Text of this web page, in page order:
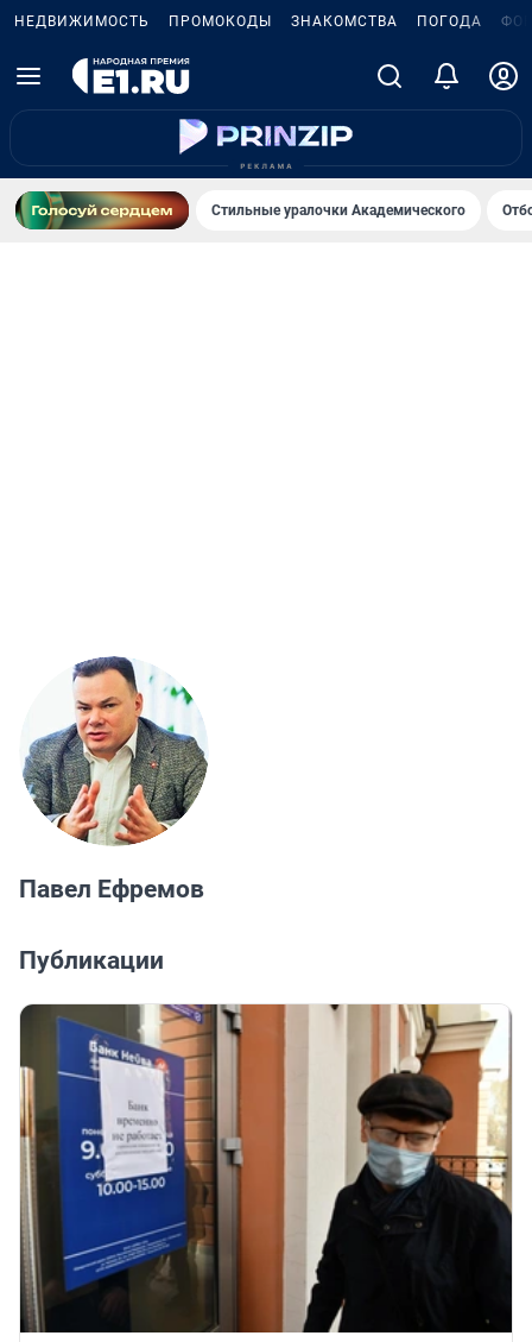
НЕДВИЖИМОСТЬ ПРОМОКОДЫ ЗНАКОМСТВА ПОГОДА
Стильные уралочки Академического
Павел Ефремов
Публикации